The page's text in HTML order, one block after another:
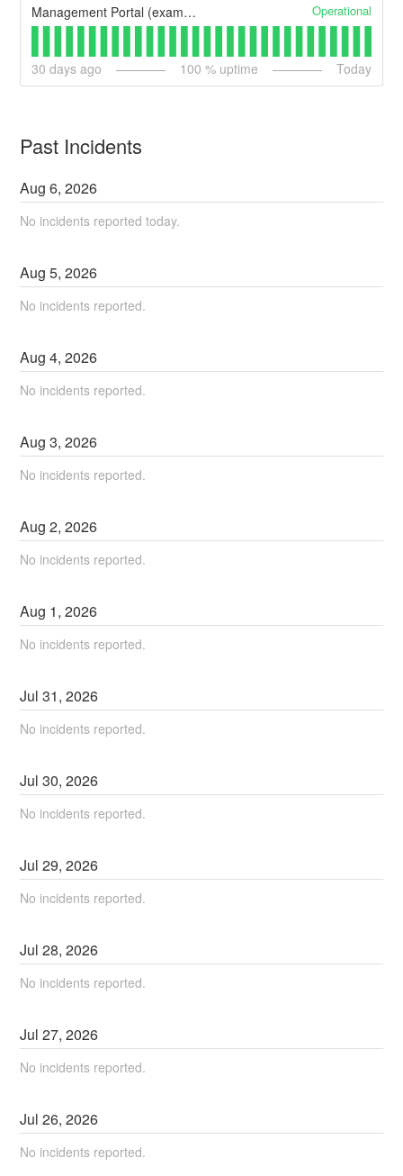
Management Portal (example) Operational
30 days ago 100 % uptime Today
Past Incidents
Aug6,2026
No incidents reported today.
Aug5,2026
No incidents reported.
Aug4,2026
No incidents reported.
Aug3,2026
No incidents reported.
Aug2,2026
No incidents reported.
Aug 1,2026
No incidents reported.
Jul31,2026
No incidents reported.
Jul30,2026
No incidents reported.
Jul29,2026
No incidents reported.
Jul28,2026
No incidents reported.
Jul27,2026
No incidents reported.
Jul26,2026
No incidents reported.